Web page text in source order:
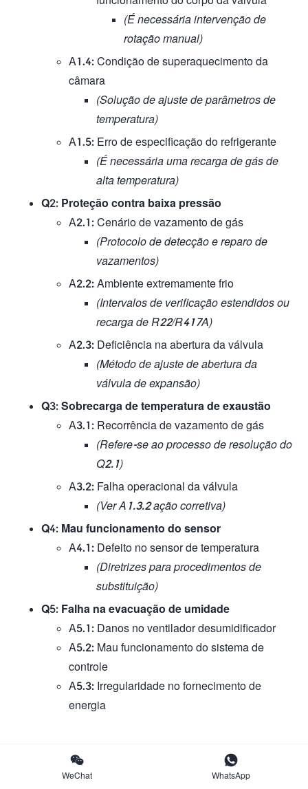
(É necessária intervenção de
rotação manual)
A1.4: Condição de superaquecimento da
câmara
(Solução de ajuste de parâmetros de
temperatura)
A1.5: Erro de especificação do refrigerante
(É necessária uma recarga de gás de
alta temperatura)
Q2: Proteção contra baixa pressão
A2.1: Cenário de vazamento de gás
(Protocolo de detecção e reparo de
vazamentos)
A2.2: Ambiente extremamente frio
(Intervalos de verificação estendidos ou
recarga de R22/R417A)
A2.3: Deficiência na abertura da válvula
(Método de ajuste de abertura da
válvula de expansão)
Q3: Sobrecarga de temperatura de exaustão
A3.1: Recorrência de vazamento de gás
(Refere-se ao processo de resolução do
Q2.1)
A3.2: Falha operacional da válvula
(Ver A1.3.2 ação corretiva)
Q4: Mau funcionamento do sensor
A4.1: Defeito no sensor de temperatura
(Diretrizes para procedimentos de
substituição)
Q5: Falha na evacuação de umidade
A5.1: Danos no ventilador desumidificador
A5.2: Mau funcionamento do sistema de
controle
A5.3: Irregularidade no fornecimento de
energia

WeChat

WhatsApp